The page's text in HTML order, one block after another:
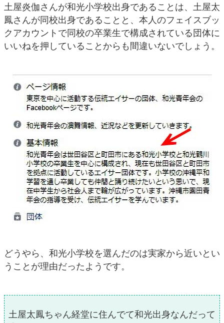
土屋炎伽さんが和光小学校出身であることは、土屋太
鳳さんが同校出身であることと、本人のフェイスブッ
クアカウントで同校の卒業生で構成されている団体に
いいねを押していることからも間違いないでしょう。
どうやら、和光小学校を選んだのは実家から近いとい
うことが理由だったようです。
土屋太鳳ちゃん経堂に住んでて和光出身なんだって